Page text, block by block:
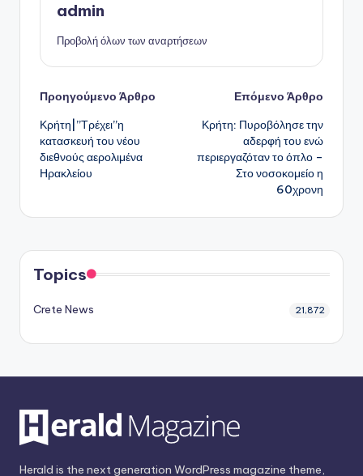
admin
Προβολή όλων των αναρτήσεων
Πλοήγηση
δημοσιεύσεων
Προηγούμενο Άρθρο
Κρήτη|”Τρέχει”η
κατασκευή του νέου
διεθνούς αερολιμένα
Ηρακλείου
Επόμενο Άρθρο
Κρήτη: Πυροβόλησε την
αδερφή του ενώ
περιεργαζόταν το όπλο –
Στο νοσοκομείο η
60χρονη
Topics
Crete News 21,872
Herald is the next generation WordPress magazine theme,